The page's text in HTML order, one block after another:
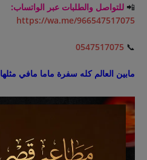
📲 للتواصل والطلبات عبر الواتساب:
https://wa.me/966547517075
📞
0547517075
مابين العالم كله سفرة ماما مافي مثلها